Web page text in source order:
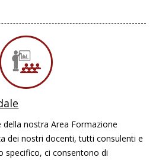
nostra Area Formazione
dei nostri docenti, tutti consulenti e
specifico, ci consentono di